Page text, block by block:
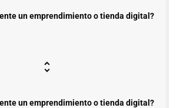
un emprendimiento o tienda digital?
un emprendimiento o tienda digital?